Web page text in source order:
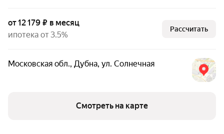
от 12 179 ₽ в месяц
ипотека от 3.5%
Рассчитать
Московская обл., Дубна, ул. Солнечная
Смотреть на карте